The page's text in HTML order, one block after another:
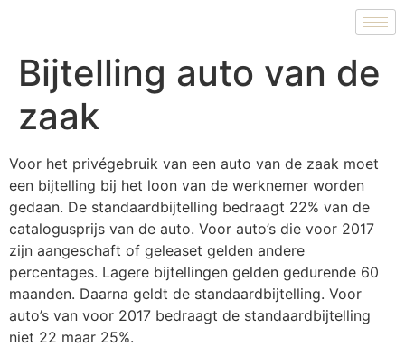
Bijtelling auto van de
zaak
Voor het privégebruik van een auto van de zaak moet
een bijtelling bij het loon van de werknemer worden
gedaan. De standaardbijtelling bedraagt 22% van de
catalogusprijs van de auto. Voor auto’s die voor 2017
zijn aangeschaft of geleaset gelden andere
percentages. Lagere bijtellingen gelden gedurende 60
maanden. Daarna geldt de standaardbijtelling. Voor
auto’s van voor 2017 bedraagt de standaardbijtelling
niet 22 maar 25%.